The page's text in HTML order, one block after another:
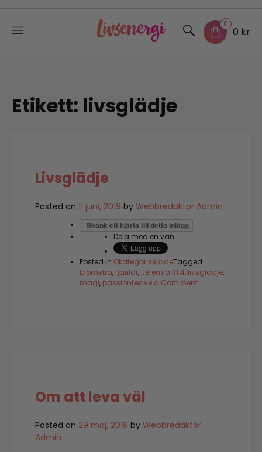
0
0 kr
Etikett: livsglädje
Livsglädje
Posted on 11 juni, 2019 by Webbredaktör Admin
Skänk ett hjärta till detta inlägg
Dela med en vän
Posted in OkategoriseradeTagged
blomstra,fjärilar, Jeremia 31:4, livsglädje,
magi, passionLeave a Commenton
Om att leva väl
Posted on 29 maj, 2019 by Webbredaktör
Admin